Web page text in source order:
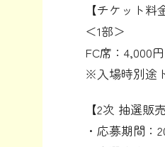
【チケット料
＜1部＞
FC席：4,000円
※入場時別途
【2次 抽選販
・応募期間：